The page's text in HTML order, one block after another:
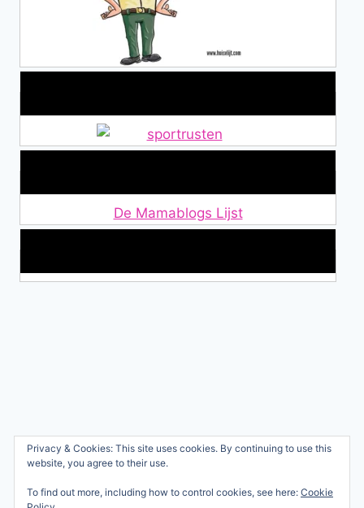
De Mamablogs Lijst
Wie ben ik?
Samenwerken
© 2026 Ren mama, ren!
Professional Blogging
Privacy & Cookies: This site uses cookies. By continuing to use this
website, you agree to their use.
To find out more, including how to control cookies, see here: Cookie